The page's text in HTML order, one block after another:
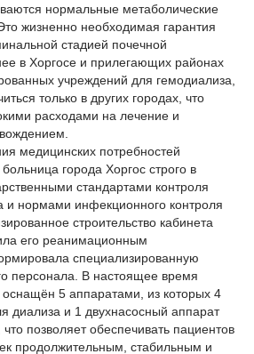
нормальные метаболические
жизненно необходимая гарантия
стадией почечной
в Хоргосе и прилегающих районах
учреждений для гемодиализа,
только в других городах, что
расходами на лечение и
медицинских потребностей
города Хоргос строго в
стандартами контроля
и нормами инфекционного контроля
строительство кабинета
его реанимационным
специализированную
персонала. В настоящее время
оснащён 5 аппаратами, из которых 4
диализа и 1 двухнасосный аппарат
позволяет обеспечивать пациентов
продолжительным, стабильным и